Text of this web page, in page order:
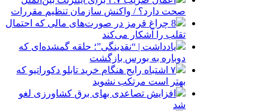
صحت دارد؟ / واکنش سازمان تنظیم مقررات
8 چراغ قرمز در صورت‌های مالی که احتمال
تقلب را آشکار می‌کند
یادداشت | “نقدینگی”؛ حلقه گمشده‌ای که
دوباره به بورس بازگشت
۷ اشتباه رایج هنگام خرید تابلو دکوراتیو که
بهتر است مرتکب نشوید
افزایش تصاعدی بهای برق کشاورزی لغو
شد